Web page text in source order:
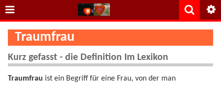
Traumfrau
Kurz gefasst - die Definition Im Lexikon
Traumfrau ist ein Begriff für eine Frau, von der man